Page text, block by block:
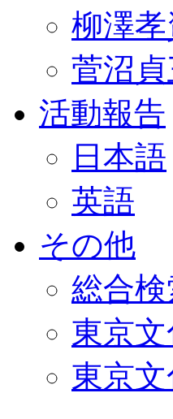
柳澤
菅沼
活動報告
日本語
英語
その他
総合検
東京
東京